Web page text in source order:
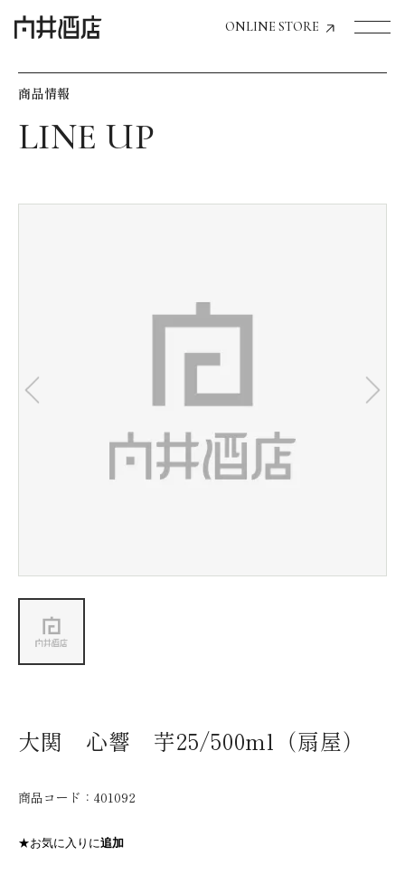
ONLINE STORE
飲食店経営のお客様
お気に入り機能の活用方法
会社情報
商品情報
大関 心響 芋25/500ml（扇屋）
商品コード： 401092
★お気に入りに追加